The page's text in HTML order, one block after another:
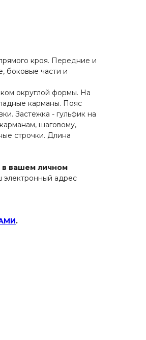
кроя. Передние и
боковые части и
округлой формы. На
карманы. Пояс
Застежка - гульфик на
шаговому,
строчки. Длина
в вашем личном
электронный адрес
.